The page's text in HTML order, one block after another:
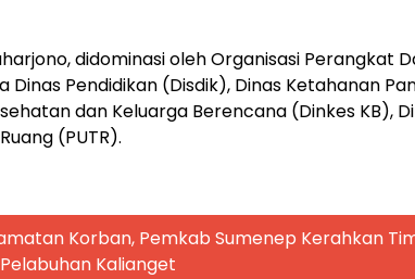
didominasi oleh Organisasi Perangkat
Dinas Pendidikan (Disdik), Dinas Ketahanan
dan Keluarga Berencana (Dinkes KB),
(PUTR).
Korban, Pemkab Sumenep Kerahkan
Kalianget